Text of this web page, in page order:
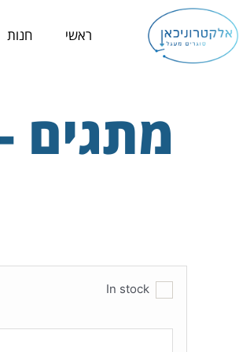
לתוכן
ראשי חנות
מתגים
In stock